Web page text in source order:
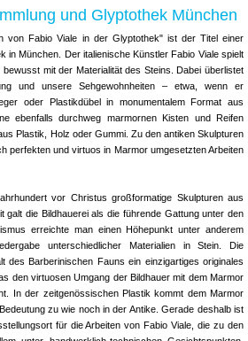
und Glyptothek München
von Fabio Viale in der Glyptothek" ist der Titel einer
in München. Der italienische Künstler Fabio Viale spielt
mit der Materialität des Steins. Dabei überlistet
und unsere Sehgewohnheiten – etwa, wenn er
oder Plastikdübel in monumentalem Format aus
ebenfalls durchweg marmornen Kisten und Reifen
Plastik, Holz oder Gummi. Zu den antiken Skulpturen
perfekten und virtuos in Marmor umgesetzten Arbeiten
vor Christus großformatige Skulpturen aus
galt die Bildhauerei als die führende Gattung unter den
erreichte man einen Höhepunkt unter anderem
unterschiedlicher Materialien in Stein. Die
des Barberinischen Fauns ein einzigartiges originales
den virtuosen Umgang der Bildhauer mit dem Marmor
In der zeitgenössischen Plastik kommt dem Marmor
zu wie noch in der Antike. Gerade deshalb ist
für die Arbeiten von Fabio Viale, die zu den